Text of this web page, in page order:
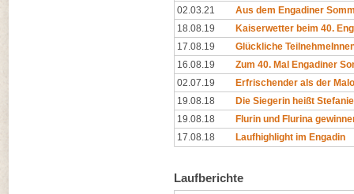
02.03.21
Aus dem Engadiner
18.08.19
Kaiserwetter beim 40.
17.08.19
Glückliche
16.08.19
Zum 40. Mal Engadiner
02.07.19
Erfrischender als der
19.08.18
Die Siegerin heißt
19.08.18
Flurin und Flurina
17.08.18
Laufhighlight im Engadin
Laufberichte